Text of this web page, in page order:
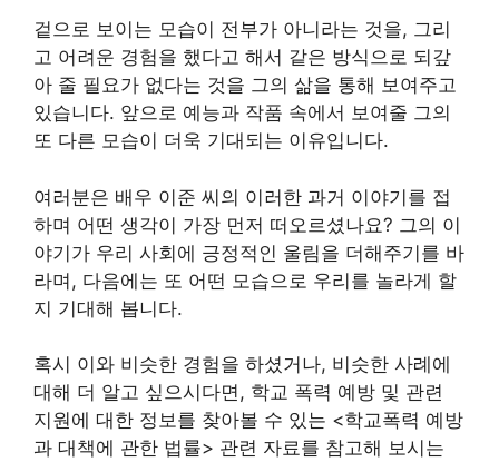
겉으로 보이는 모습이 전부가 아니라는 것을, 그리
고 어려운 경험을 했다고 해서 같은 방식으로 되갚
아 줄 필요가 없다는 것을 그의 삶을 통해 보여주고
있습니다. 앞으로 예능과 작품 속에서 보여줄 그의
또 다른 모습이 더욱 기대되는 이유입니다.
여러분은 배우 이준 씨의 이러한 과거 이야기를 접
하며 어떤 생각이 가장 먼저 떠오르셨나요? 그의 이
야기가 우리 사회에 긍정적인 울림을 더해주기를 바
라며, 다음에는 또 어떤 모습으로 우리를 놀라게 할
지 기대해 봅니다.
혹시 이와 비슷한 경험을 하셨거나, 비슷한 사례에
대해 더 알고 싶으시다면, 학교 폭력 예방 및 관련
지원에 대한 정보를 찾아볼 수 있는 <학교폭력 예방
과 대책에 관한 법률> 관련 자료를 참고해 보시는